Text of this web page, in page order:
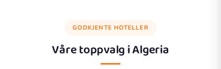
GODKJENTE HOTELLER
Våre toppvalg iAlgeria